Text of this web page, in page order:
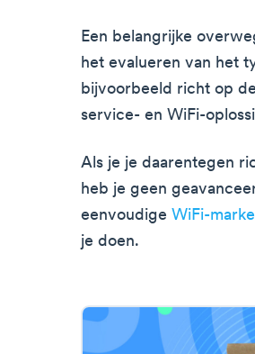
Een belangrijke
het evalueren van het
bijvoorbeeld richt op
service- en WiFi-
Als je je daarentegen
heb je geen
eenvoudigeWiFi-
je doen.